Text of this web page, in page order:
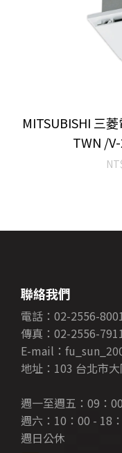
MITSUBISHI 三
TWN /
聯絡我們
電話：02-2556-
傳真：02-2556-
E-mail：
地址：103 台北市
週一至週五：09：
週六：10：00 - 18
週日公休